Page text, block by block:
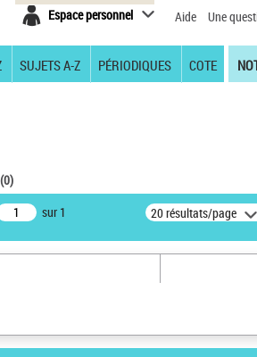
Espace personnel Aide Une
SUJETS A-Z PÉRIODIQUES COTE
(0)
sur 1 20 résultats/page